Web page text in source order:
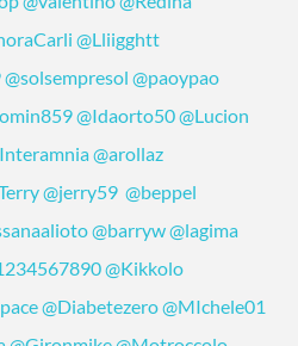
@Lliigghtt
@solsempresol @paoypao
@Idaorto50@Lucion
@arollaz
@jerry59 @beppel
@barryw@lagima
@Kikkolo
@Diabetezero@MIchele01